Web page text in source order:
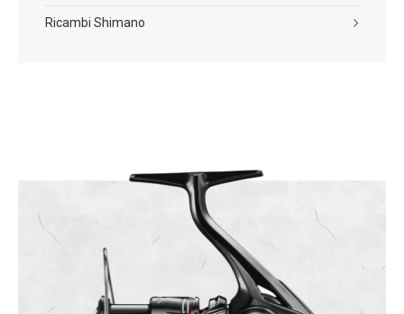
Ricambi Shimano